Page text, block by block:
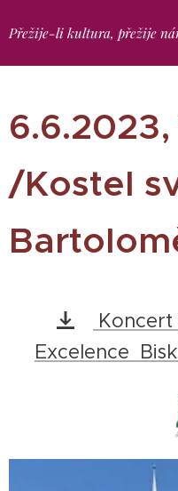
Přežije-li kultura, přežije
/Kostel
Excelence